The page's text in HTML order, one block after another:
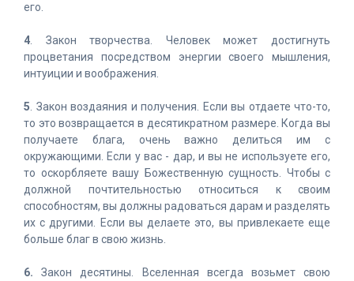
его.
4. Закон творчества. Человек может достигнуть
процветания посредством энергии своего мышления,
интуиции и воображения.
5. Закон воздаяния и получения. Если вы отдаете что-то,
то это возвращается в десятикратном размере. Когда вы
получаете блага, очень важно делиться им с
окружающими. Если у вас - дар, и вы не используете его,
то оскорбляете вашу Божественную сущность. Чтобы с
должной почтительностью относиться к своим
способностям, вы должны радоваться дарам и разделять
их с другими. Если вы делаете это, вы привлекаете еще
больше благ в свою жизнь.
6. Закон десятины. Вселенная всегда возьмет свою